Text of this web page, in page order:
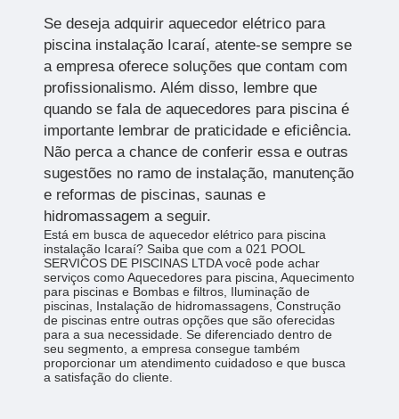
Se deseja adquirir aquecedor elétrico para
piscina instalação Icaraí, atente-se sempre se
a empresa oferece soluções que contam com
profissionalismo. Além disso, lembre que
quando se fala de aquecedores para piscina é
importante lembrar de praticidade e eficiência.
Não perca a chance de conferir essa e outras
sugestões no ramo de instalação, manutenção
e reformas de piscinas, saunas e
hidromassagem a seguir.
Está em busca de aquecedor elétrico para piscina
instalação Icaraí? Saiba que com a 021 POOL
SERVICOS DE PISCINAS LTDA você pode achar
serviços como Aquecedores para piscina, Aquecimento
para piscinas e Bombas e filtros, Iluminação de
piscinas, Instalação de hidromassagens, Construção
de piscinas entre outras opções que são oferecidas
para a sua necessidade. Se diferenciado dentro de
seu segmento, a empresa consegue também
proporcionar um atendimento cuidadoso e que busca
a satisfação do cliente.